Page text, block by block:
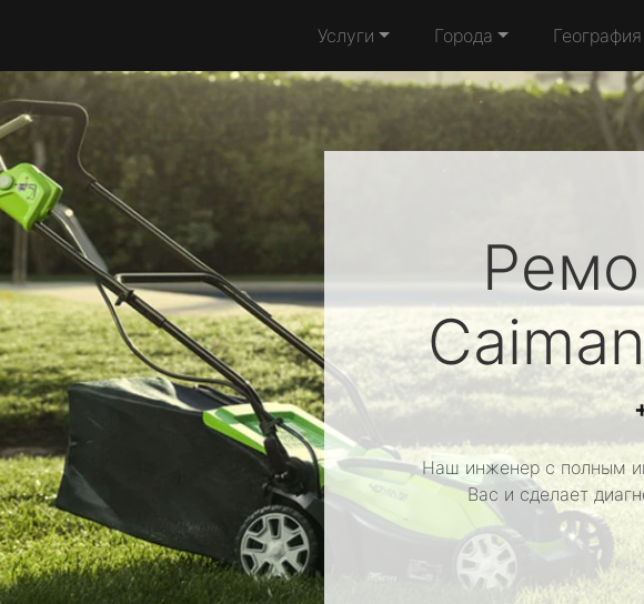
Услуги Города География
Caiman
Наш инженер с полным
Вас и сделает